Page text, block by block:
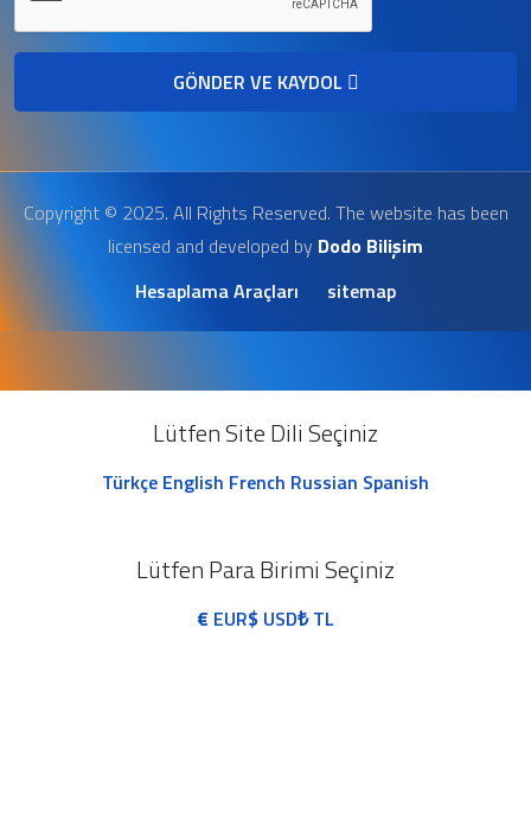
GÖNDER VE KAYDOL
Copyright © 2025. All Rights Reserved. The website has been
licensed and developed by Dodo Bilişim
Hesaplama Araçları
sitemap
Lütfen Site Dili Seçiniz
Türkçe English French Russian Spanish
Lütfen Para Birimi Seçiniz
€ EUR$ USD₺TL